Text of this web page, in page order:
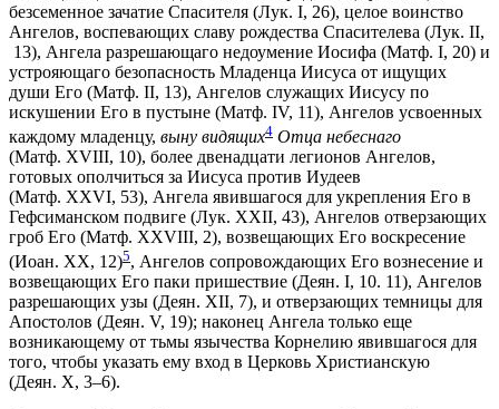
безсеменное зачатие Спасителя (Лук. I, 26), целое воинство
Ангелов, воспевающих славу рождества Спасителева (Лук. II,
13), Ангела разрешающаго недоумение Иосифа (Матф. I, 20) и
устрояющаго безопасность Младенца Иисуса от ищущих
души Его (Матф. II, 13), Ангелов служащих Иисусу по
искушении Его в пустыне (Матф. IV, 11), Ангелов усвоенных
каждому младенцу, выну видящих4 Отца небеснаго
(Матф. XVIII, 10), более двенадцати легионов Ангелов,
готовых ополчиться за Иисуса против Иудеев
(Матф. XXVI, 53), Ангела явившагося для укрепления Его в
Гефсиманском подвиге (Лук. XXII, 43), Ангелов отверзающих
гроб Его (Матф. XXVIII, 2), возвещающих Его воскресение
(Иоан. XX, 12)5, Ангелов сопровождающих Его вознесение и
возвещающих Его паки пришествие (Деян. I, 10. 11), Ангелов
разрешающих узы (Деян. XII, 7), и отверзающих темницы для
Апостолов (Деян. V, 19); наконец Ангела только еще
возникающему от тьмы язычества Корнелию явившагося для
того, чтобы указать ему вход в Церковь Христианскую
(Деян. X, 3–6).